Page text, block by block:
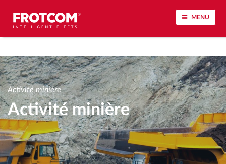
MENU
Géolocalisation de véhicule et surveillance par
capteur
Analyse du comportement de conduite
Contrôle des temps de conduite
Gestion de la main-d’œuvre
Activité minière
Activité minière